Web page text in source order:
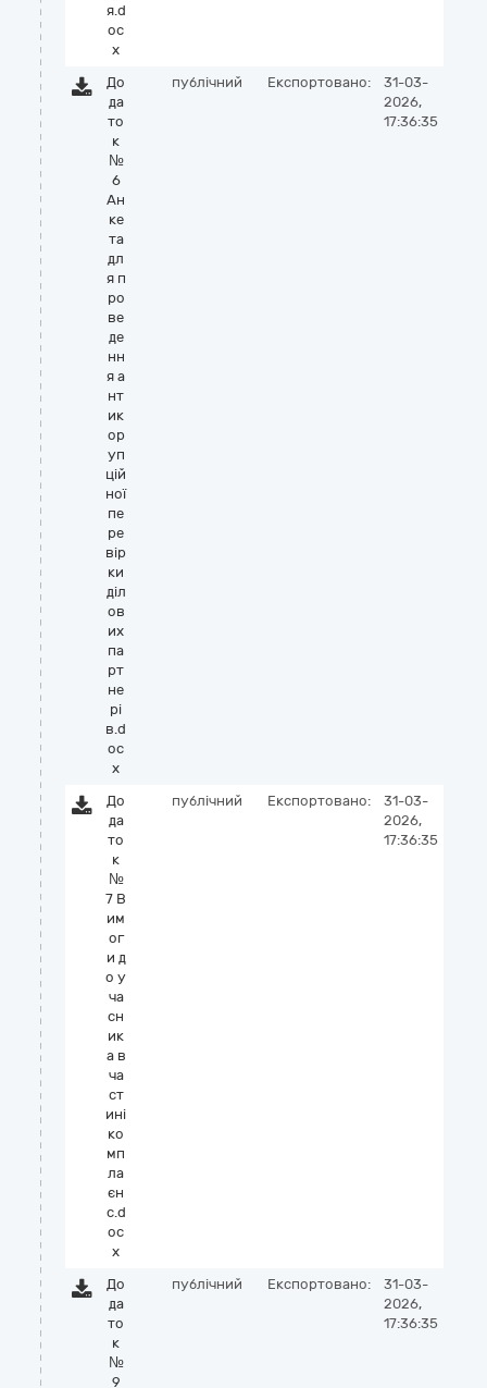
я.d
oc
x
До
да
то
к
№
6
Ан
ке
та
дл
я п
ро
ве
де
нн
я а
нт
ик
ор
уп
цій
ної
пе
ре
вір
ки
діл
ов
их
па
рт
не
рі
в.d
oc
x
публічний Експортовано:
31-03-
2026,
17:36:35
До
да
то
к
№
7 В
им
ог
и д
о у
ча
сн
ик
а в
ча
ст
ині
ко
мп
ла
єн
с.d
oc
x
публічний Експортовано:
31-03-
2026,
17:36:35
До
да
то
к
№
9
публічний Експортовано:
31-03-
2026,
17:36:35